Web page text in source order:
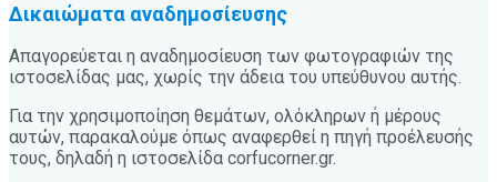
Δικαιώματα αναδημοσίευσης
Απαγορεύεται η αναδημοσίευση των φωτογραφιών της
ιστοσελίδας μας, χωρίς την άδεια του υπεύθυνου αυτής.
Για την χρησιμοποίηση θεμάτων, ολόκληρων ή μέρους
αυτών, παρακαλούμε όπως αναφερθεί η πηγή προέλευσής
τους, δηλαδή η ιστοσελίδα corfucorner.gr.